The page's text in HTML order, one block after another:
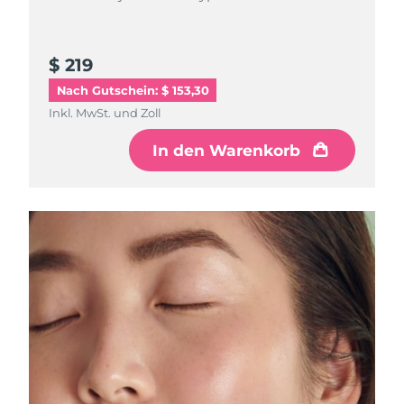
$ 219
Nach Gutschein: $ 153,30
Inkl. MwSt. und Zoll
In den Warenkorb
Luxemburg
Sonderverwaltungsregion
Macau
Erwartete Lieferung 8/15/26
Mexiko Erwartete Lieferung8/16/26
Erwartete Lieferung8/13/26
Niederlande Erwartete Lieferung8/12/26
Neuseeland Erwartete Lieferung8/12/26